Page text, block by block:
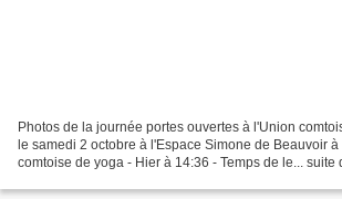
Photos de la journée portes ouvertes à l'Union
le samedi 2 octobre à l'Espace Simone de Beauvoir
comtoise de yoga - Hier à 14:36 - Temps de le... suite